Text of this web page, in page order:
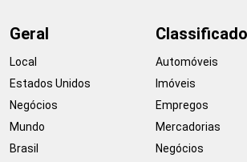
Geral
Local
Estados Unidos
Negócios
Mundo
Brasil
Automóveis
Imóveis
Empregos
Mercadorias
Negócios